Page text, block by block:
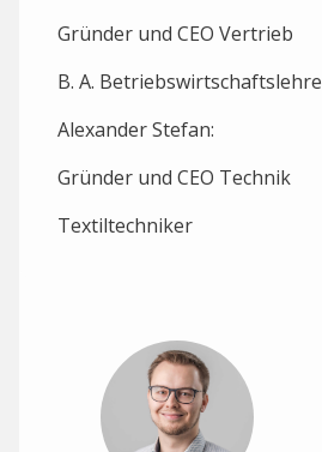
Gründer und CEO Vertrieb
B. A. Betriebswirtschaftslehre
Alexander Stefan:
Gründer und CEO Technik
Textiltechniker